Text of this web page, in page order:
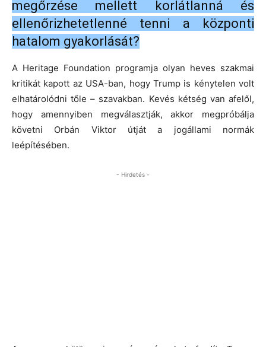
megőrzése mellett korlátlanná és
ellenőrizhetetlenné tenni a központi
hatalom gyakorlását?
A Heritage Foundation programja olyan heves szakmai
kritikát kapott az USA-ban, hogy Trump is kénytelen volt
elhatárolódni tőle – szavakban. Kevés kétség van afelől,
hogy amennyiben megválasztják, akkor megpróbálja
követni Orbán Viktor útját a jogállami normák
leépítésében.
- Hirdetés -